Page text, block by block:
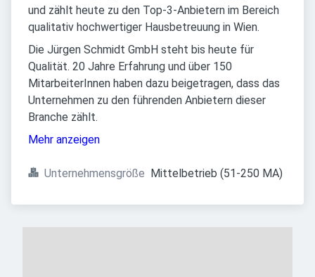
und zählt heute zu den Top-3-Anbietern im Bereich
qualitativ hochwertiger Hausbetreuung in Wien.
Die Jürgen Schmidt GmbH steht bis heute für
Qualität. 20 Jahre Erfahrung und über 150
MitarbeiterInnen haben dazu beigetragen, dass das
Unternehmen zu den führenden Anbietern dieser
Branche zählt.
Mehr anzeigen
Unternehmensgröße Mittelbetrieb (51-250 MA)